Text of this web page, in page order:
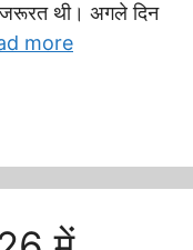
जरूरत थी। अगले दिन
more